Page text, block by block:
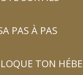
PAS À PAS
TON